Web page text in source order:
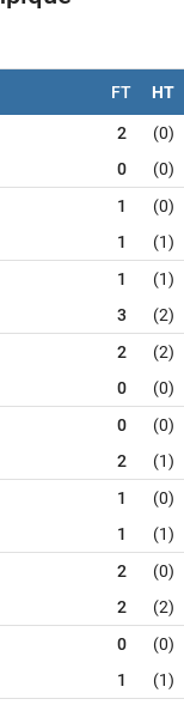
FT HT
2
(0)
0 (0)
1
(0)
1 (1)
1
(1)
3 (2)
2
(2)
0 (0)
0
(0)
2 (1)
1
(0)
1 (1)
2
(0)
2 (2)
0
(0)
1 (1)